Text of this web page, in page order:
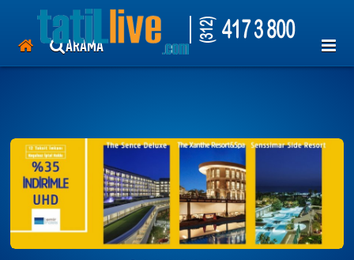
tatil otelleri, hotelleri, antalya, kemer, Lara, side, Bodrum, Marmaris,
Ayvalık, ören , tekirova, her şey dahil, kiralık villa.
uçak bileti, thy, pegasus, ajet, uygun tatil, ucuza tatil.mısır,antik mısır
,hurgada,kahire,luxor
ARAMA
GEMİ
UÇAK
ÜYE GİRİŞİ